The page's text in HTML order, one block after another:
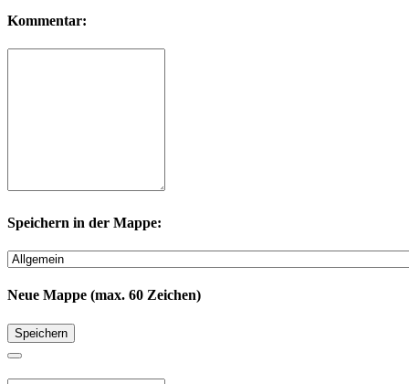
Kommentar:
Speichern in der Mappe:
Neue Mappe (max. 60 Zeichen)
Speichern